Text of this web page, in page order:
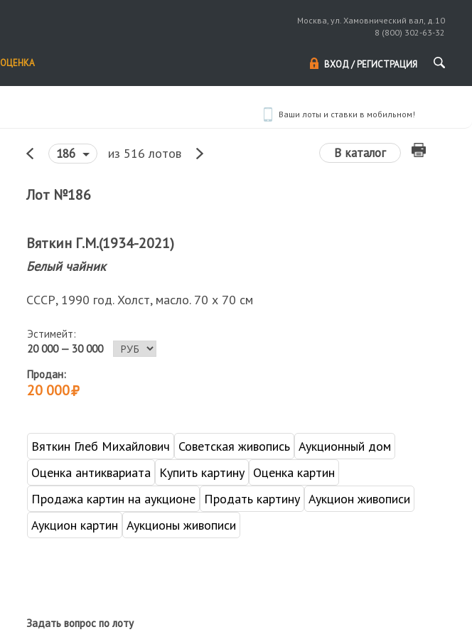
Москва, ул. Хамовнический вал, д.10
8 (800) 302-63-32
ОЦЕНКА ВХОД / РЕГИСТРАЦИЯ
Ваши лоты и ставки в мобильном!
186 из 516 лотов В каталог
Лот №186
Вяткин Г.М.(1934-2021)
Белый чайник
СССР, 1990 год. Холст, масло. 70 х 70 см
Эстимейт:
20 000 — 30 000
Продан:
20 000
Вяткин Глеб Михайлович Советская живопись Аукционный дом
Оценка антиквариата
Купить картину Оценка картин
Продажа картин на аукционе
Продать картину Аукцион живописи
Аукцион картин Аукционы живописи
Задать вопрос по лоту